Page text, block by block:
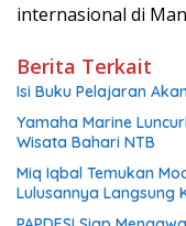
internasional di
Berita Terkait
Isi Buku Pelajaran
Yamaha Marine
Wisata Bahari NTB
Miq Iqbal Temukan
Lulusannya Langsung